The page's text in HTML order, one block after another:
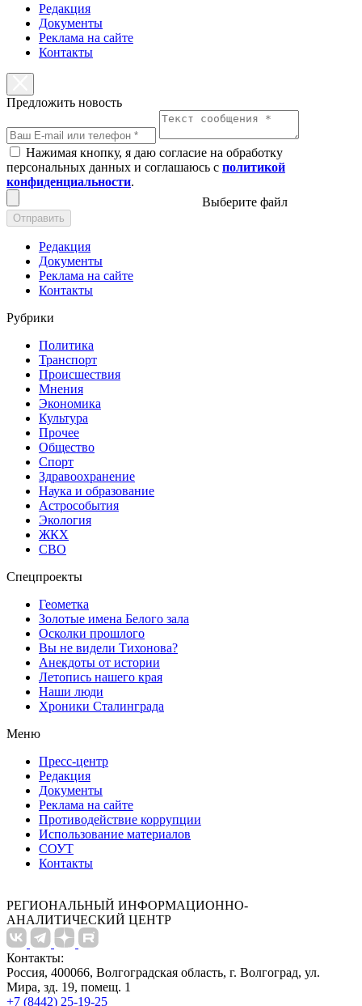
Редакция
Документы
Реклама на сайте
Контакты
Предложить новость
Нажимая кнопку, я даю согласие на обработку
персональных данных и соглашаюсь с политикой
конфиденциальности.
Выберите файл
Отправить
Редакция
Документы
Реклама на сайте
Контакты
Рубрики
Политика
Транспорт
Происшествия
Мнения
Экономика
Культура
Прочее
Общество
Спорт
Здравоохранение
Наука и образование
Астрособытия
Экология
ЖКХ
СВО
Спецпроекты
Геометка
Золотые имена Белого зала
Осколки прошлого
Вы не видели Тихонова?
Анекдоты от истории
Летопись нашего края
Наши люди
Хроники Сталинграда
Меню
Пресс-центр
Редакция
Документы
Реклама на сайте
Противодействие коррупции
Использование материалов
СОУТ
Контакты
РЕГИОНАЛЬНЫЙ ИНФОРМАЦИОННО-
АНАЛИТИЧЕСКИЙ ЦЕНТР
Контакты:
Россия, 400066, Волгоградская область, г. Волгоград, ул.
Мира, зд. 19, помещ. 1
+7 (8442) 25-19-25